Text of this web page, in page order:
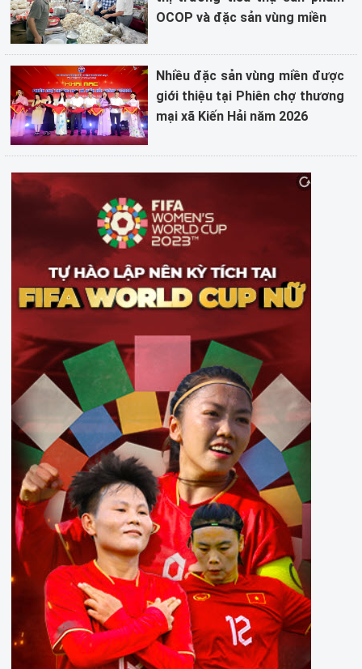
OCOP và đặc sản vùng miền
Nhiều đặc sản vùng miền được
giới thiệu tại Phiên chợ thương
mại xã Kiến Hải năm 2026